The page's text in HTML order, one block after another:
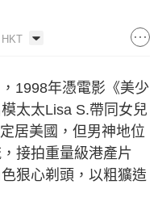
1998年憑電影《美少
太太Lisa S.帶同女兒
居美國，但男神地位
接拍重量級港產片
狠心剃頭，以粗獷造